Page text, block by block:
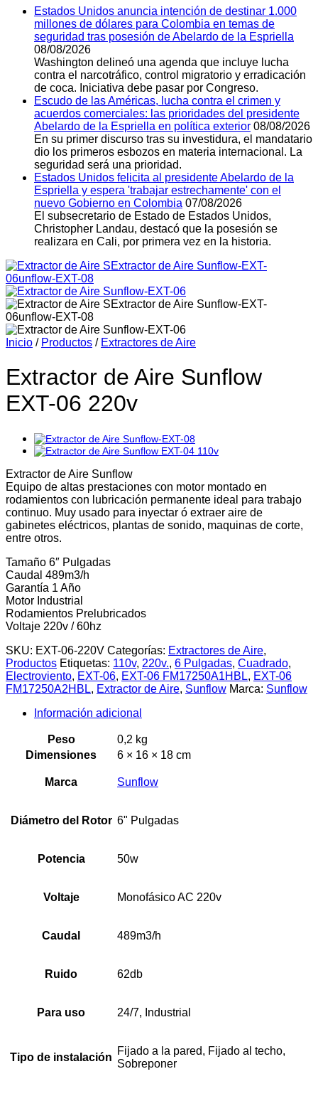
Estados Unidos anuncia intención de destinar 1.000
millones de dólares para Colombia en temas de
seguridad tras posesión de Abelardo de la Espriella
08/08/2026
Washington delineó una agenda que incluye lucha
contra el narcotráfico, control migratorio y erradicación
de coca. Iniciativa debe pasar por Congreso.
Escudo de las Américas, lucha contra el crimen y
acuerdos comerciales: las prioridades del presidente
Abelardo de la Espriella en política exterior 08/08/2026
En su primer discurso tras su investidura, el mandatario
dio los primeros esbozos en materia internacional. La
seguridad será una prioridad.
Estados Unidos felicita al presidente Abelardo de la
Espriella y espera 'trabajar estrechamente' con el
nuevo Gobierno en Colombia 07/08/2026
El subsecretario de Estado de Estados Unidos,
Christopher Landau, destacó que la posesión se
realizara en Cali, por primera vez en la historia.
Inicio / Productos / Extractores de Aire
Extractor de Aire Sunflow
EXT-06 220v
Extractor de Aire Sunflow
Equipo de altas prestaciones con motor montado en
rodamientos con lubricación permanente ideal para trabajo
continuo. Muy usado para inyectar ó extraer aire de
gabinetes eléctricos, plantas de sonido, maquinas de corte,
entre otros.
Tamaño 6″ Pulgadas
Caudal 489m3/h
Garantía 1 Año
Motor Industrial
Rodamientos Prelubricados
Voltaje 220v / 60hz
SKU: EXT-06-220V Categorías: Extractores de Aire,
Productos Etiquetas: 110v, 220v., 6 Pulgadas, Cuadrado,
Electroviento, EXT-06, EXT-06 FM17250A1HBL, EXT-06
FM17250A2HBL, Extractor de Aire, Sunflow Marca: Sunflow
Información adicional
Peso
0,2 kg
Dimensiones
6 × 16 × 18 cm
Marca Sunflow
Diámetro del Rotor 6" Pulgadas
Potencia 50w
Voltaje Monofásico AC 220v
Caudal 489m3/h
Ruido 62db
Para uso 24/7, Industrial
Tipo de instalación
Fijado a la pared, Fijado al techo,
Sobreponer